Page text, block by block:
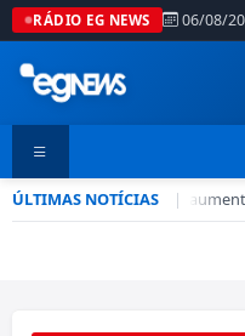
RÁDIO EG NEWS 06/08/
ÚLTIMAS NOTÍCIAS |
Rede CADE